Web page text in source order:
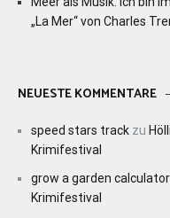
„La Mer“ von Charles
NEUESTE KOMMENTARE
speed stars track zu
Krimifestival
grow a garden calculator
Krimifestival